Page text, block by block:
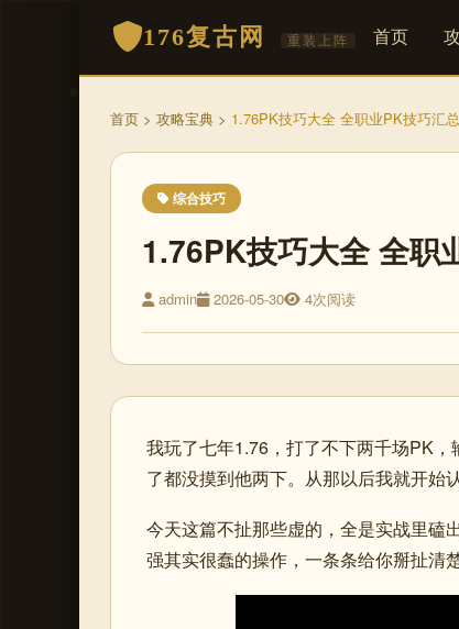
176复古网 重装上阵 首页
首页 > 攻略宝典 > 1.76PK技巧大全 全职业PK技巧汇总
综合技巧
1.76PK技巧大全 全职
admin 2026-05-30 4次阅读
我玩了七年1.76，打了不下两千场PK
了都没摸到他两下。从那以后我就开始
今天这篇不扯那些虚的，全是实战里磕
强其实很蠢的操作，一条条给你掰扯清楚